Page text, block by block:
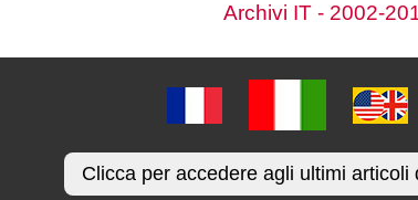
Archivi IT - 2002-
Clicca per accedere agli ultimi articoli